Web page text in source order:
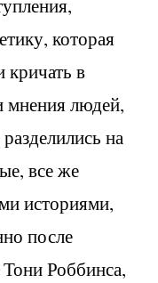
которая
кричать в
мнения людей,
на
все же
историями,
после
Роббинса,